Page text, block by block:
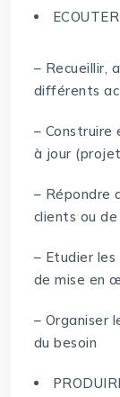
– Recueillir,
différents
– Construire
à jour
– Répondre
clients ou de
– Etudier
de mise en
– Organiser
du besoin